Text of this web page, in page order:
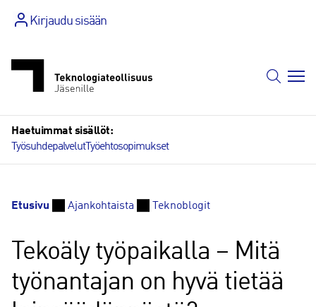
sisältöönKirjaudu sisään
Haetuimmat sisällöt:
TyösuhdepalvelutTyöehtosopimukset
Etusivu Ajankohtaista Teknoblogit
Tekoäly työpaikalla – Mitä
työnantajan on hyvä tietää